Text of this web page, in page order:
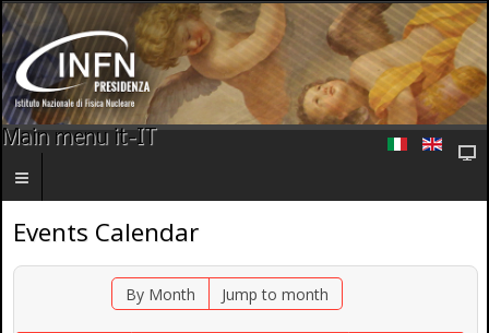
Main menu it-IT
Events Calendar
By Month Jump to month